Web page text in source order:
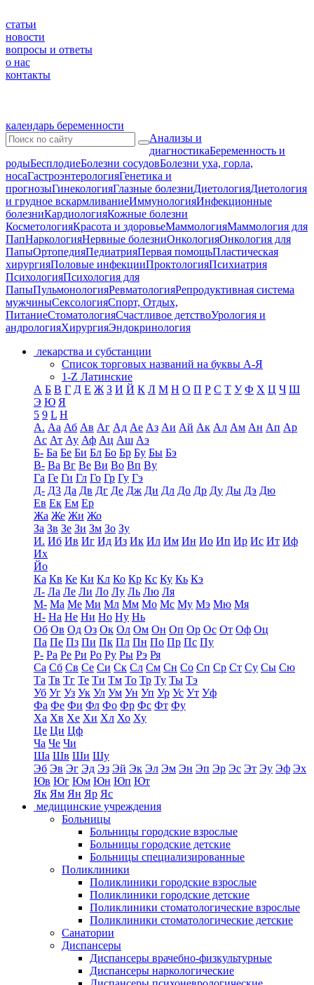
статьи
новости
вопросы и ответы
о нас
контакты
календарь беременности
Анализы и
диагностикаБеременность и
родыБесплодиеБолезни сосудовБолезни уха, горла,
носаГастроэнтерологияГенетика и
прогнозыГинекологияГлазные болезниДиетологияДиетология
и грудное вскармливаниеИммунологияИнфекционные
болезниКардиологияКожные болезни
КосметологияКрасота и здоровьеМаммологияМаммология для
ПапНаркологияНервные болезниОнкологияОнкология для
ПапыОртопедияПедиатрияПервая помощьПластическая
хирургияПоловые инфекцииПроктологияПсихиатрия
ПсихологияПсихология для
ПапыПульмонологияРевматологияРепродуктивная система
мужчиныСексологияСпорт, Отдых,
ПитаниеСтоматологияСчастливое детствоУрология и
андрологияХирургияЭндокринология
лекарства и субстанции
Список торговых названий на буквы А-Я
1-Z Латинские
А Б В Г Д Е Ж З И Й К Л М Н О П Р С Т У Ф Х Ц Ч Ш
Э Ю Я
5 9 L H
А. Аа Аб Ав Аг Ад Ае Аз Аи Ай Ак Ал Ам Ан Ап Ар
Ас Ат Ау Аф Ац Аш Аэ
Б- Ба Бе Би Бл Бо Бр Бу Бы Бэ
В- Ва Вг Ве Ви Во Вп Ву
Га Ге Ги Гл Го Гр Гу Гэ
Д- Д3 Да Дв Дг Де Дж Ди Дл До Др Ду Ды Дэ Дю
Ев Ек Ем Ер
Жа Же Жи Жо
За Зв Зе Зи Зм Зо Зу
И. Иб Ив Иг Ид Из Ик Ил Им Ин Ио Ип Ир Ис Ит Иф
Их
Йо
Ка Кв Ке Ки Кл Ко Кр Кс Ку Кь Кэ
Л- Ла Ле Ли Ло Лу Ль Лю Ля
М- Ма Ме Ми Мл Мм Мо Мс Му Мэ Мю Мя
Н- На Не Ни Но Ну Нь
Об Ов Од Оз Ок Ол Ом Он Оп Ор Ос От Оф Оц
Па Пе Пз Пи Пк Пл Пн По Пр Пс Пу
Р- Ра Ре Ри Ро Ру Ры Рэ Ря
Са Сб Св Се Си Ск Сл См Сн Со Сп Ср Ст Су Сы Сю
Та Тв Тг Те Ти Тм То Тр Ту Ты Тэ
Уб Уг Уз Ук Ул Ум Ун Уп Ур Ус Ут Уф
Фа Фе Фи Фл Фо Фр Фс Фт Фу
Ха Хв Хе Хи Хл Хо Ху
Це Ци Цф
Ча Че Чи
Ша Шв Ши Шу
Эб Эв Эг Эд Эз Эй Эк Эл Эм Эн Эп Эр Эс Эт Эу Эф Эх
Юв Юг Юм Юн Юп Ют
Як Ям Ян Яр Яс
медицинские учреждения
Больницы
Больницы городские взрослые
Больницы городские детские
Больницы специализированные
Поликлиники
Поликлиники городские взрослые
Поликлиники городские детские
Поликлиники стоматологические взрослые
Поликлиники стоматологические детские
Санатории
Диспансеры
Диспансеры врачебно-физкультурные
Диспансеры наркологические